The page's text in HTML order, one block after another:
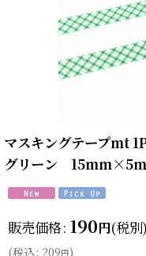
マスキングテープmt
グリーン 15mm×5m
販売価格: 190円(税別)
(税込: 209円)